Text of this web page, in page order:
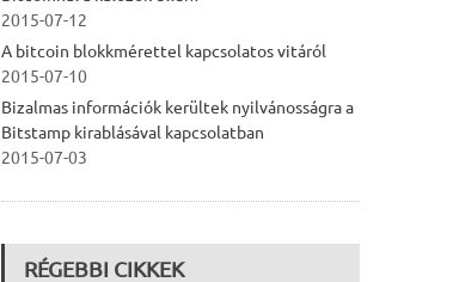
2015-07-12
A bitcoin blokkmérettel kapcsolatos vitáról
2015-07-10
Bizalmas információk kerültek nyilvánosságra a
Bitstamp kirablásával kapcsolatban
2015-07-03
RÉGEBBI CIKKEK